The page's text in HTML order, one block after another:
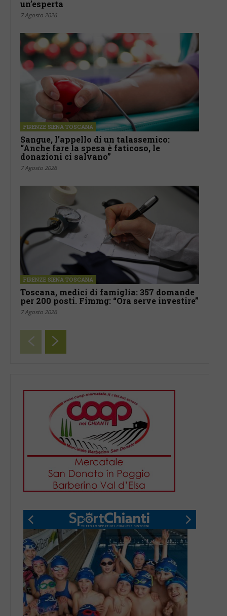
un’esperta
7 Agosto 2026
FIRENZE SIENA TOSCANA
Sangue, l’appello di un talassemico:
“Anche fare la spesa è faticoso, le
donazioni ci salvano”
7 Agosto 2026
FIRENZE SIENA TOSCANA
Toscana, medici di famiglia: 357 domande
per 200 posti. Fimmg: “Ora serve investire”
7 Agosto 2026